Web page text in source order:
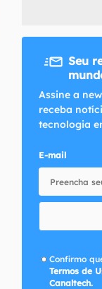
Seu
Assine a
receba
tecnologia
E-mail
Confirmo
Termos de
Canaltech.